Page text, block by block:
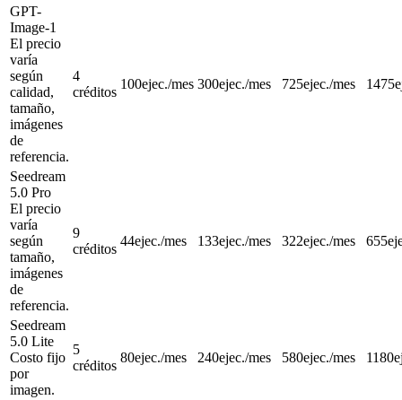
GPT-
Image-1
El precio
varía
según
calidad,
tamaño,
imágenes
de
referencia.
4
créditos
100ejec./mes 300ejec./mes 725ejec./mes 1475
Seedream
5.0 Pro
El precio
varía
según
tamaño,
imágenes
de
referencia.
9
créditos
44ejec./mes 133ejec./mes 322ejec./mes 655
Seedream
5.0 Lite
Costo fijo
por
imagen.
5
créditos
80ejec./mes 240ejec./mes 580ejec./mes 1180